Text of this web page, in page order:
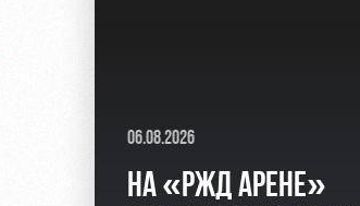
06.08.2026
НА «РЖД АРЕНЕ»